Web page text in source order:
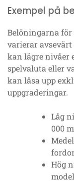
Exempel på
Belöningarna för
varierar
kan lägre nivåer
spelvaluta eller
kan låsa upp
uppgraderingar.
Låg
000
Hög